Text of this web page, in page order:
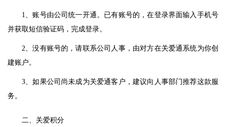
1、账号由公司统一开通。已有账号的，在登录界面输入手机号
并获取短信验证码，完成登录。
2、没有账号的，请联系公司人事，由对方在关爱通系统为你创
建账户。
3、如果公司尚未成为关爱通客户，建议向人事部门推荐这款服
务。
二、关爱积分